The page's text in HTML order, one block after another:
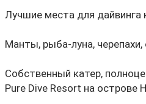
Лучшие места для дайвинга
Манты, рыба-луна,
Собственный катер,
Pure Dive Resort на острове